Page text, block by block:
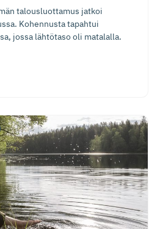
talousluottamus jatkoi
Kohennusta tapahtui
jossa lähtötaso oli matalalla.